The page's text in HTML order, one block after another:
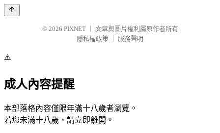
© 2026 PIXNET
文章與圖片權利屬原作者所有
隱私權政策
服務聲明
⚠️
成人內容提醒
本部落格內容僅限年滿十八歲者瀏覽。
若您未滿十八歲，請立即離開。